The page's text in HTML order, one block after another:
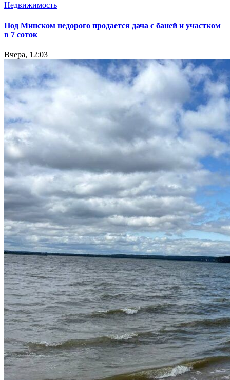
Недвижимость
Под Минском недорого продается дача с баней и участком
в 7 соток
Вчера, 12:03